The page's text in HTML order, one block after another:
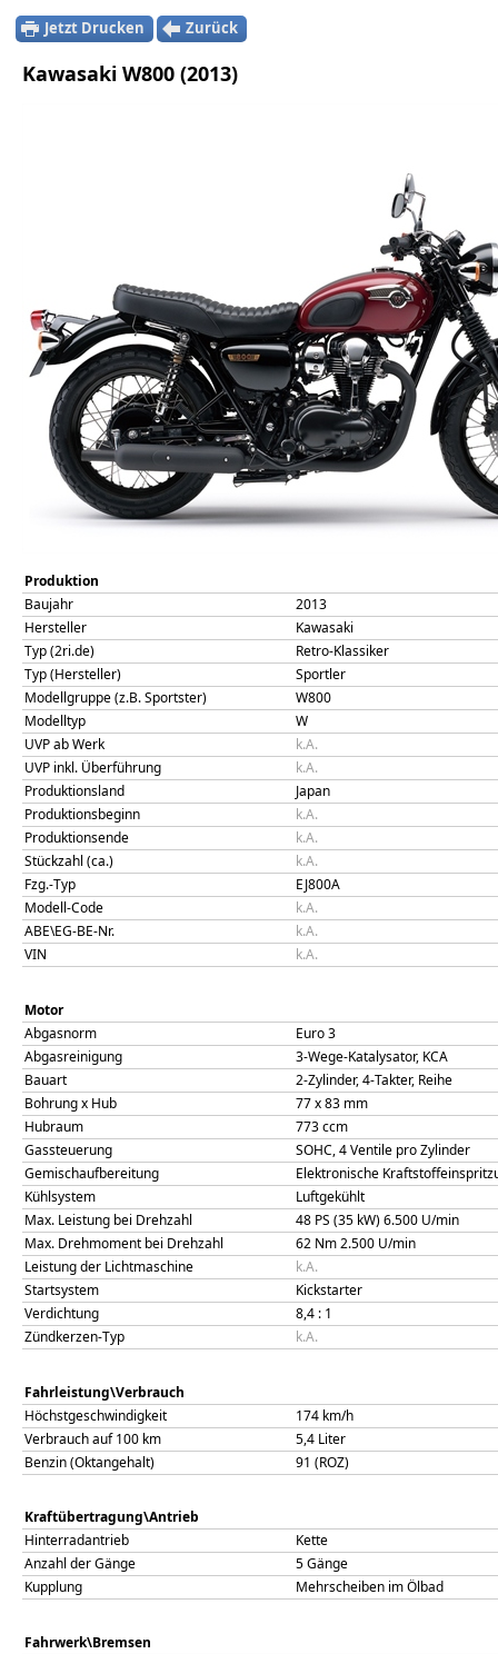
Jetzt Drucken Zurück
Kawasaki W800 (2013)
Produktion
Baujahr
2013
Hersteller
Kawasaki
Typ (2ri.de)
Retro-Klassiker
Typ (Hersteller)
Sportler
Modellgruppe (z.B. Sportster)
W800
Modelltyp
W
UVP ab Werk
k.A.
UVP inkl. Überführung
k.A.
Produktionsland
Japan
Produktionsbeginn
k.A.
Produktionsende
k.A.
Stückzahl (ca.)
k.A.
Fzg.-Typ
EJ800A
Modell-Code
k.A.
ABE\EG-BE-Nr.
k.A.
VIN
k.A.
Motor
Abgasnorm
Euro 3
Abgasreinigung
3-Wege-Katalysator, KCA
Bauart
2-Zylinder, 4-Takter, Reihe
Bohrung x Hub
77x83 mm
Hubraum
773ccm
Gassteuerung
SOHC, 4 Ventile pro Zylinder
Gemischaufbereitung
Elektronische
Kühlsystem
Luftgekühlt
Max. Leistung bei Drehzahl
48 PS (35 kW)6.500 U/min
Max. Drehmoment bei Drehzahl
62 Nm2.500 U/min
Leistung der Lichtmaschine
k.A.
Startsystem
Kickstarter
Verdichtung
8,4 : 1
Zündkerzen-Typ
k.A.
Fahrleistung\Verbrauch
Höchstgeschwindigkeit
174 km/h
Verbrauch auf 100 km
5,4 Liter
Benzin (Oktangehalt)
91 (ROZ)
Kraftübertragung\Antrieb
Hinterradantrieb
Kette
Anzahl der Gänge
5 Gänge
Kupplung
Mehrscheiben im Ölbad
Fahrwerk\Bremsen